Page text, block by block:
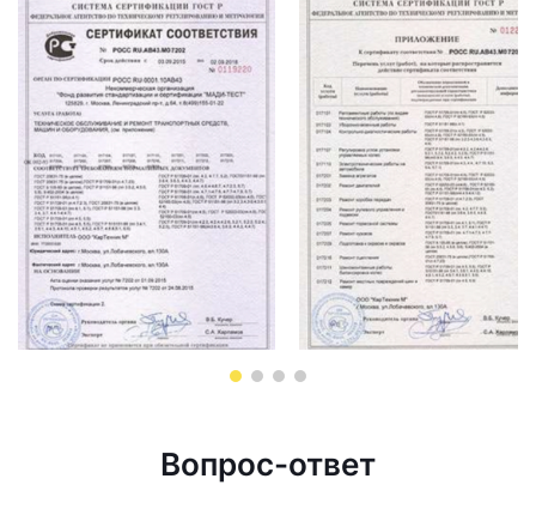
Вопрос-ответ